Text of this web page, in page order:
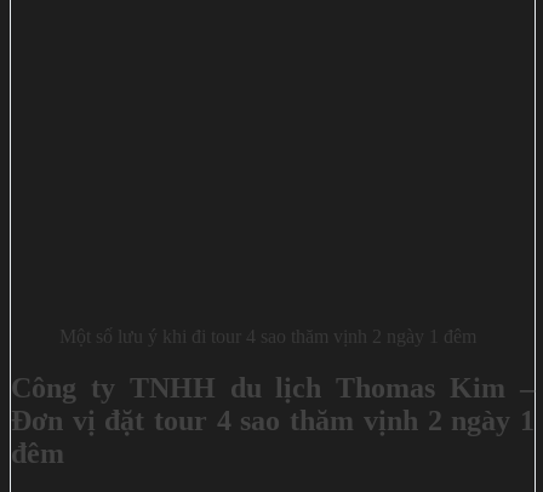
Một số lưu ý khi đi tour 4 sao thăm vịnh 2 ngày 1 đêm
Công ty TNHH du lịch Thomas Kim –
Đơn vị đặt tour 4 sao thăm vịnh 2 ngày 1
đêm